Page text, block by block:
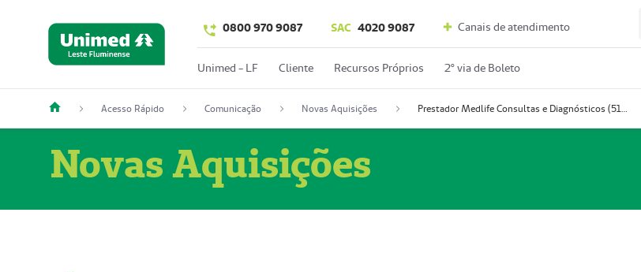
0800 970 9087 SAC 4020 9087 Canais de atendimento
Unimed - LF Cliente Recursos Próprios 2º via de Boleto
Acesso Rápido Comunicação Novas Aquisições Prestador Medlife Consultas e Diagnósticos (51004334-2)
Novas Aquisições